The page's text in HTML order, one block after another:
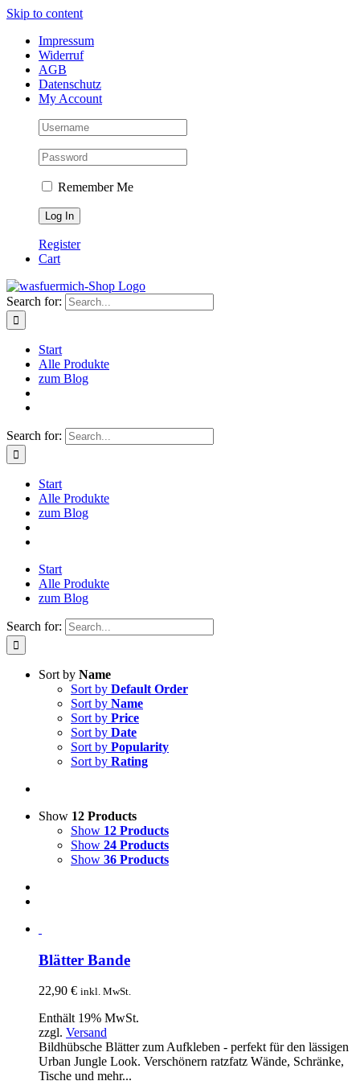
Skip to content
Impressum
Widerruf
AGB
Datenschutz
My Account
Remember Me
Register
Cart
Search for:
Start
Alle Produkte
zum Blog
Search for:
Start
Alle Produkte
zum Blog
Start
Alle Produkte
zum Blog
Search for:
Sort by Name
Sort by Default Order
Sort by Name
Sort by Price
Sort by Date
Sort by Popularity
Sort by Rating
Show 12 Products
Show 12 Products
Show 24 Products
Show 36 Products
Blätter Bande
22,90 € inkl. MwSt.
Enthält 19% MwSt.
zzgl. Versand
Bildhübsche Blätter zum Aufkleben - perfekt für den lässigen
Urban Jungle Look. Verschönern ratzfatz Wände, Schränke,
Tische und mehr...